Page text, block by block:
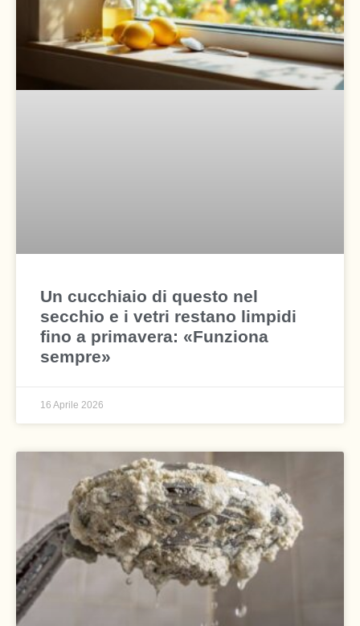
Un cucchiaio di questo nel
secchio e i vetri restano limpidi
fino a primavera: «Funziona
sempre»
16 Aprile 2026